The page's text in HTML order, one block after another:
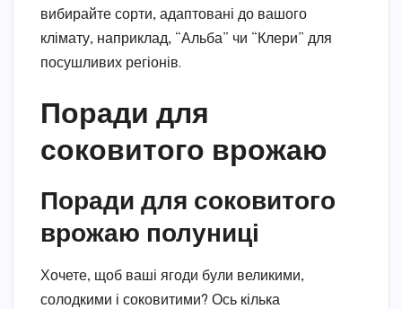
вибирайте сорти, адаптовані до вашого
клімату, наприклад, “Альба” чи “Клери” для
посушливих регіонів.
Поради для
соковитого врожаю
Поради для соковитого
врожаю полуниці
Хочете, щоб ваші ягоди були великими,
солодкими і соковитими? Ось кілька